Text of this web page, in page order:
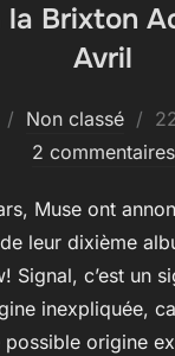
Brixton
Avril
Non classé
le
2 commentaires
Muse ont
leur dixième
Signal, c’est un
inexpliquée,
possible origine